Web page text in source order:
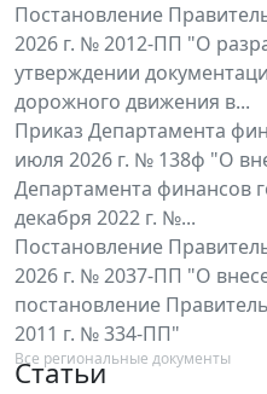
Постановление
2026 г. № 2012-ПП "О
утверждении
дорожного движения в...
Приказ Департамента
июля 2026 г. № 138ф "О
Департамента финансов
декабря 2022 г. №...
Постановление
2026 г. № 2037-ПП "О
постановление
2011 г. № 334-ПП"
Все региональные документы
Статьи